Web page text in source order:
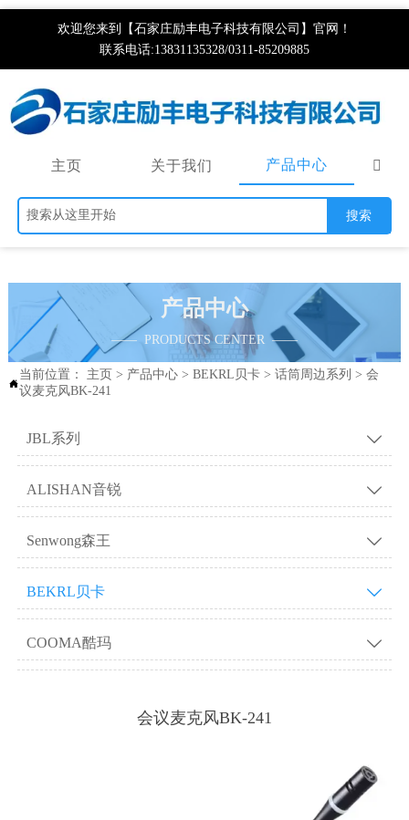
欢迎您来到【石家庄励丰电子科技有限公司】官网！
联系电话:13831135328/0311-85209885
主页 关于我们 产品中心
搜索
产品中心
—— PRODUCTS CENTER ——

当前位置： 主页 > 产品中心> BEKRL贝卡> 话筒周边系列 > 会
议麦克风BK-241
JBL系列 
ALISHAN音锐 
Senwong森王 
BEKRL贝卡 
COOMA酷玛 
会议麦克风BK-241